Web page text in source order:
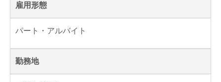
雇用形態
パート・アルバイト
勤務地